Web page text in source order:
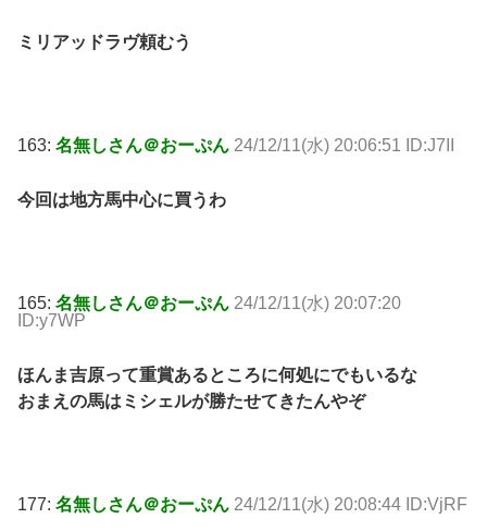
ミリアッドラヴ頼むう
163: 名無しさん＠おーぷん 24/12/11(水) 20:06:51 ID:J7II
今回は地方馬中心に買うわ
165: 名無しさん＠おーぷん 24/12/11(水) 20:07:20
ID:y7WP
ほんま吉原って重賞あるところに何処にでもいるな
おまえの馬はミシェルが勝たせてきたんやぞ
177: 名無しさん＠おーぷん 24/12/11(水) 20:08:44 ID:VjRF